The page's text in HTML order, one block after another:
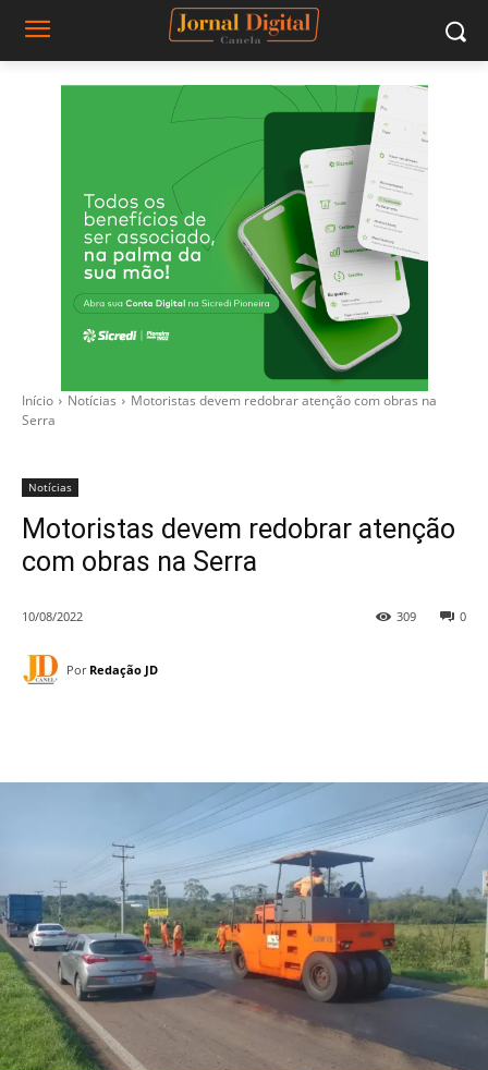
Início Notícias
Motoristas devem redobrar atenção com obras na
Serra
Notícias
Motoristas devem redobrar atenção
com obras na Serra
10/08/2022 0
309
Por Redação JD